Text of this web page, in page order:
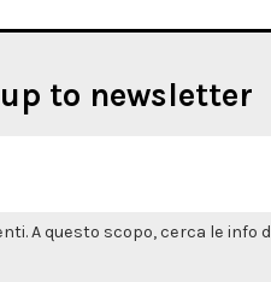
to newsletter
A questo scopo, cerca le info